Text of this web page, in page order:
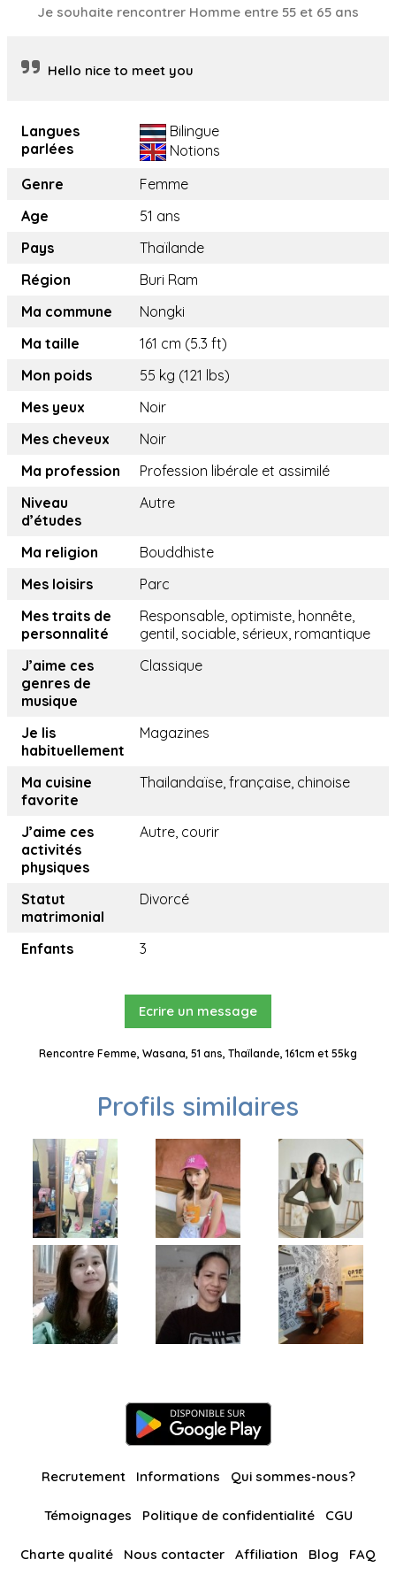
Je souhaite rencontrer Homme entre 55 et 65 ans
Hello nice to meet you
Langues
parlées
Bilingue
Notions
Genre
Femme
Age
51 ans
Pays
Thaïlande
Région
Buri Ram
Ma commune
Nongki
Ma taille
161 cm (5.3 ft)
Mon poids
55 kg (121 lbs)
Mes yeux
Noir
Mes cheveux
Noir
Ma profession
Profession libérale et assimilé
Niveau
d’études
Autre
Ma religion
Bouddhiste
Mes loisirs
Parc
Mes traits de
personnalité
Responsable, optimiste, honnête,
gentil, sociable, sérieux, romantique
J’aime ces
genres de
musique
Classique
Je lis
habituellement
Magazines
Ma cuisine
favorite
Thailandaïse, française, chinoise
J’aime ces
activités
physiques
Autre, courir
Statut
matrimonial
Divorcé
Enfants 3
Ecrire un message
Rencontre Femme, Wasana, 51 ans, Thaïlande, 161cm et 55kg
Profils similaires
Recrutement Informations Qui sommes-nous?
Témoignages Politique de confidentialité CGU
Charte qualité Nous contacter Affiliation Blog FAQ